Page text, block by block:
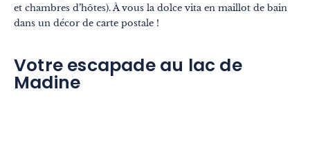
et chambres d’hôtes). À vous la dolce vita en maillot de bain
dans un décor de carte postale !
Votre escapade au lac de
Madine